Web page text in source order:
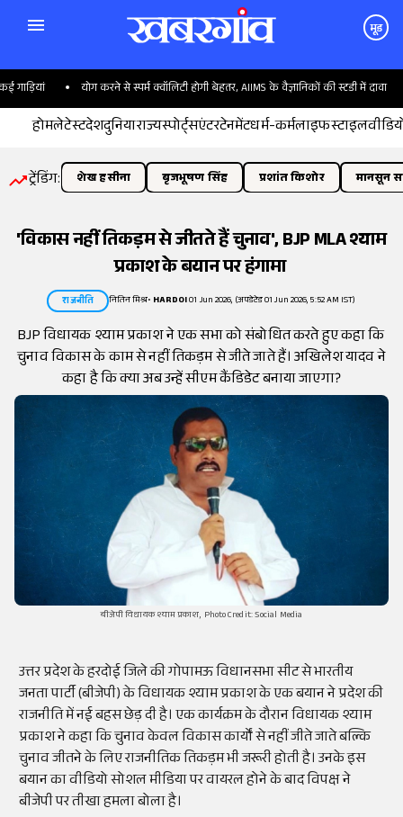
मूड
योग करने से स्पर्म क्वॉलिटी होगी बेहतर, AIIMS के वैज्ञानिकों की स्टडी में दावा
होमलेटेस्टदेशदुनियाराज्यस्पोर्ट्सएंटरटेनमेंटधर्म-कर्मलाइफस्टाइल
ट्रेंडिंग: शेख हसीना बृजभूषण सिंह प्रशांत किशोर मानसून
'विकास नहीं तिकड़म से जीतते हैं चुनाव', BJP MLA श्याम
प्रकाश के बयान पर हंगामा
राजनीति नितिन मिश्र• HARDOI01 Jun 2026, (अपडेटेड 01 Jun 2026, 5:52 AM IST)
BJP विधायक श्याम प्रकाश ने एक सभा को संबोधित करते हुए कहा कि
चुनाव विकास के काम से नहीं तिकड़म से जीते जाते हैं। अखिलेश यादव ने
कहा है कि क्या अब उन्हें सीएम कैंडिडेट बनाया जाएगा?
बीजेपी विधायक श्याम प्रकाश, Photo Credit: Social Media
उत्तर प्रदेश के हरदोई जिले की गोपामऊ विधानसभा सीट से भारतीय
जनता पार्टी (बीजेपी) के विधायक श्याम प्रकाश के एक बयान ने प्रदेश की
राजनीति में नई बहस छेड़ दी है। एक कार्यक्रम के दौरान विधायक श्याम
प्रकाश ने कहा कि चुनाव केवल विकास कार्यों से नहीं जीते जाते बल्कि
चुनाव जीतने के लिए राजनीतिक तिकड़म भी जरूरी होती है। उनके इस
बयान का वीडियो सोशल मीडिया पर वायरल होने के बाद विपक्ष ने
बीजेपी पर तीखा हमला बोला है।